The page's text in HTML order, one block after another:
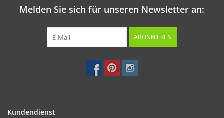
Melden Sie sich für unseren Newsletter an:
ABONNIEREN
Kundendienst